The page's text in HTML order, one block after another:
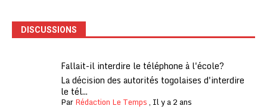
DISCUSSIONS
Fallait-il interdire le téléphone à l'école?
La décision des autorités togolaises d'interdire
le tél...
ParRédaction Le Temps, Il y a 2 ans